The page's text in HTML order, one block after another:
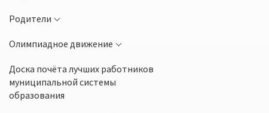
Родители
Олимпиадное движение
Доска почёта лучших работников
муниципальной системы
образования